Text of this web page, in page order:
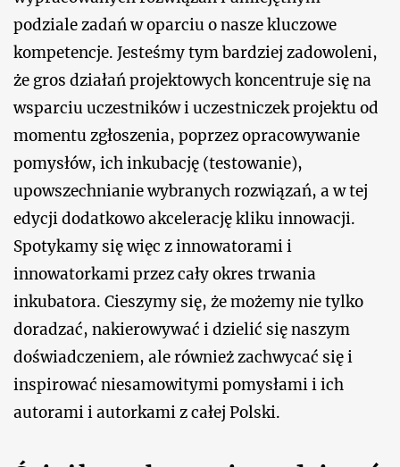
podziale zadań w oparciu o nasze kluczowe
kompetencje. Jesteśmy tym bardziej zadowoleni,
że gros działań projektowych koncentruje się na
wsparciu uczestników i uczestniczek projektu od
momentu zgłoszenia, poprzez opracowywanie
pomysłów, ich inkubację (testowanie),
upowszechnianie wybranych rozwiązań, a w tej
edycji dodatkowo akcelerację kliku innowacji.
Spotykamy się więc z innowatorami i
innowatorkami przez cały okres trwania
inkubatora. Cieszymy się, że możemy nie tylko
doradzać, nakierowywać i dzielić się naszym
doświadczeniem, ale również zachwycać się i
inspirować niesamowitymi pomysłami i ich
autorami i autorkami z całej Polski.